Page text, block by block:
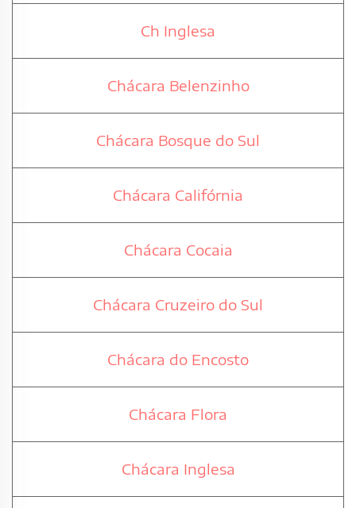
Ch Inglesa
Chácara Belenzinho
Chácara Bosque do Sul
Chácara Califórnia
Chácara Cocaia
Chácara Cruzeiro do Sul
Chácara do Encosto
Chácara Flora
Chácara Inglesa